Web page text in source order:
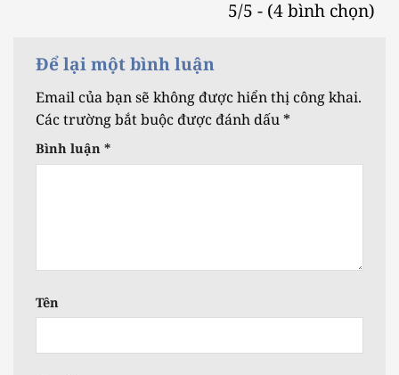
5/5 - (4 bình chọn)
Để lại một bình luận
Email của bạn sẽ không được hiển thị công khai.
Các trường bắt buộc được đánh dấu*
Bình luận *
Tên